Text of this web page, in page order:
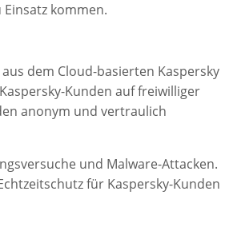
kommen.
dem Cloud-basierten Kaspersky
Kunden auf freiwilliger
anonym und vertraulich
und Malware-Attacken.
für Kaspersky-Kunden